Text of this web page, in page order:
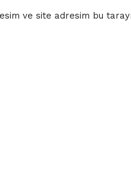
ve site adresim bu